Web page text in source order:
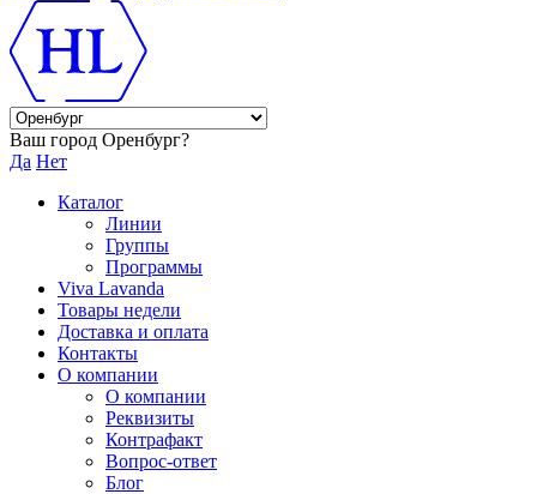
Ваш город Оренбург?
Да Нет
Каталог
Линии
Группы
Программы
Viva Lavanda
Товары недели
Доставка и оплата
Контакты
О компании
О компании
Реквизиты
Контрафакт
Вопрос-ответ
Блог